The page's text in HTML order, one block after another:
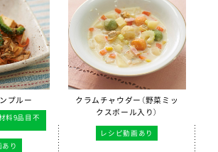
プルー
料9品目不
り
クラムチャウダー（野菜ミッ
クスボール入り）
レシピ動画あり